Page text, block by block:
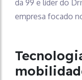
da 99 e líder do
empresa focado